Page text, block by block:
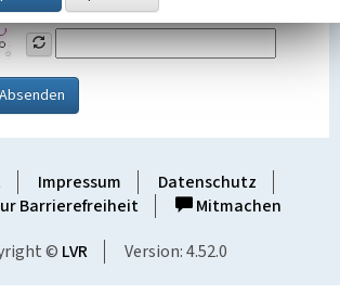
Absenden
Impressum
Datenschutz
Barrierefreiheit
Mitmachen
© LVR Version: 4.52.0